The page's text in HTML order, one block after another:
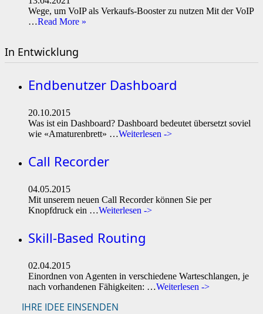
Wege, um VoIP als Verkaufs-Booster zu nutzen Mit der VoIP
…Read More »
In Entwicklung
Endbenutzer Dashboard
20.10.2015
Was ist ein Dashboard? Dashboard bedeutet übersetzt soviel
wie «Amaturenbrett» …Weiterlesen ->
Call Recorder
04.05.2015
Mit unserem neuen Call Recorder können Sie per
Knopfdruck ein …Weiterlesen ->
Skill-Based Routing
02.04.2015
Einordnen von Agenten in verschiedene Warteschlangen, je
nach vorhandenen Fähigkeiten: …Weiterlesen ->
IHRE IDEE EINSENDEN